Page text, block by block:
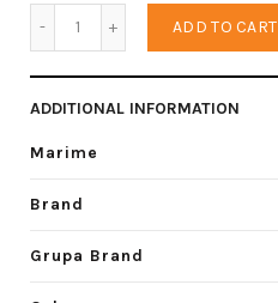
ADD TO CART
ADDITIONAL INFORMATION
Marime
Brand
Grupa Brand